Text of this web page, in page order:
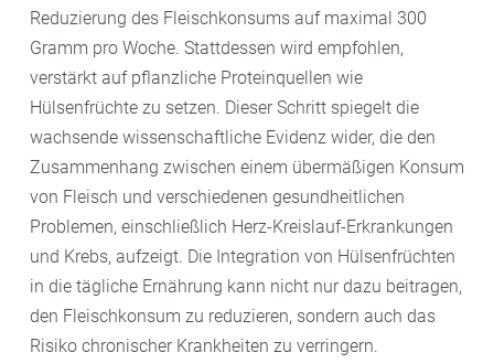
Reduzierung des Fleischkonsums auf maximal 300
Gramm pro Woche. Stattdessen wird empfohlen,
verstärkt auf pflanzliche Proteinquellen wie
Hülsenfrüchte zu setzen. Dieser Schritt spiegelt die
wachsende wissenschaftliche Evidenz wider, die den
Zusammenhang zwischen einem übermäßigen Konsum
von Fleisch und verschiedenen gesundheitlichen
Problemen, einschließlich Herz-Kreislauf-Erkrankungen
und Krebs, aufzeigt. Die Integration von Hülsenfrüchten
in die tägliche Ernährung kann nicht nur dazu beitragen,
den Fleischkonsum zu reduzieren, sondern auch das
Risiko chronischer Krankheiten zu verringern.